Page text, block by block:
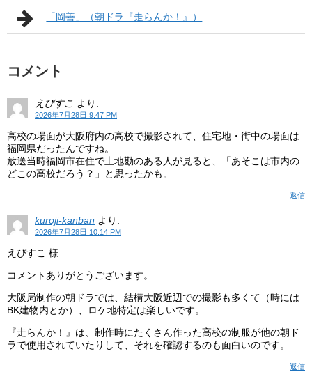
「岡善」（朝ドラ『走らんか！』）
コメント
えびすこ より:
2026年7月28日 9:47 PM
高校の場面が大阪府内の高校で撮影されて、住宅地・街中の場面は
福岡県だったんですね。
放送当時福岡市在住で土地勘のある人が見ると、「あそこは市内の
どこの高校だろう？」と思ったかも。
返信
kuroji-kanban より:
2026年7月28日 10:14 PM
えびすこ 様
コメントありがとうございます。
大阪局制作の朝ドラでは、結構大阪近辺での撮影も多くて（時には
BK建物内とか）、ロケ地特定は楽しいです。
『走らんか！』は、制作時にたくさん作った高校の制服が他の朝ド
ラで使用されていたりして、それを確認するのも面白いのです。
返信